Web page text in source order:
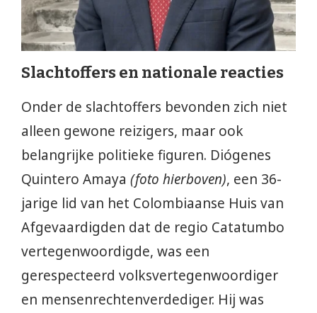
Slachtoffers en nationale reacties
Onder de slachtoffers bevonden zich niet
alleen gewone reizigers, maar ook
belangrijke politieke figuren. Diógenes
Quintero Amaya (foto hierboven), een 36-
jarige lid van het Colombiaanse Huis van
Afgevaardigden dat de regio Catatumbo
vertegenwoordigde, was een
gerespecteerd volksvertegenwoordiger
en mensenrechtenverdediger. Hij was